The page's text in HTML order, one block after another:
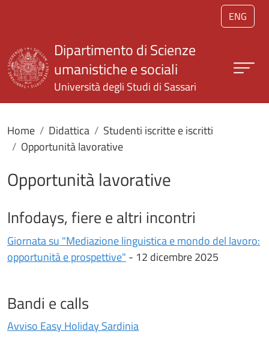
Salta al contenuto principale
ENG
Dipartimento di Scienze
umanistiche e sociali
Università degli Studi di Sassari
Home Didattica
Studenti iscritte e iscritti
Opportunità lavorative
Opportunità lavorative
Infodays, fiere e altri incontri
Giornata su "Mediazione linguistica e mondo del lavoro:
opportunità e prospettive" - 12 dicembre 2025
Bandi e calls
Avviso Easy Holiday Sardinia